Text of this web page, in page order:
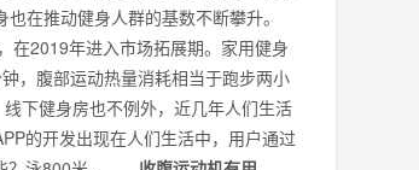
在推动健身人群的基数不断攀升。
在2019年进入市场拓展期。家用健身
，腹部运动热量消耗相当于跑步两小
下健身房也不例外，近几年人们生活
的开发出现在人们生活中，用户通过